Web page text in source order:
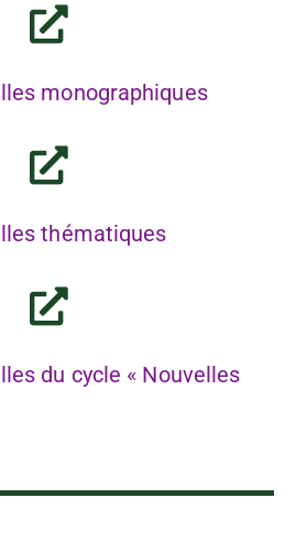
monographiques
thématiques
du cycle « Nouvelles